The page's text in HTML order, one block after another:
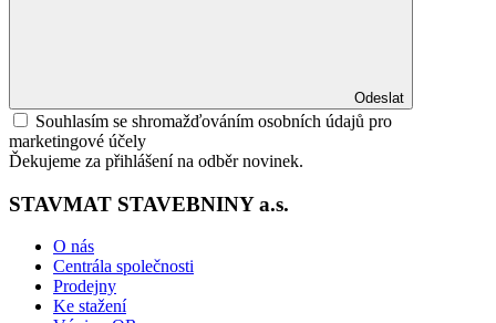
Odeslat
Souhlasím se shromažďováním osobních údajů pro
marketingové účely
Ďekujeme za přihlášení na odběr novinek.
STAVMAT STAVEBNINY a.s.
O nás
Centrála společnosti
Prodejny
Ke stažení